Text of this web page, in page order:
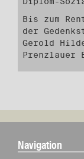
Bis zum
der
Gerold
Prenzlauer
Navigation